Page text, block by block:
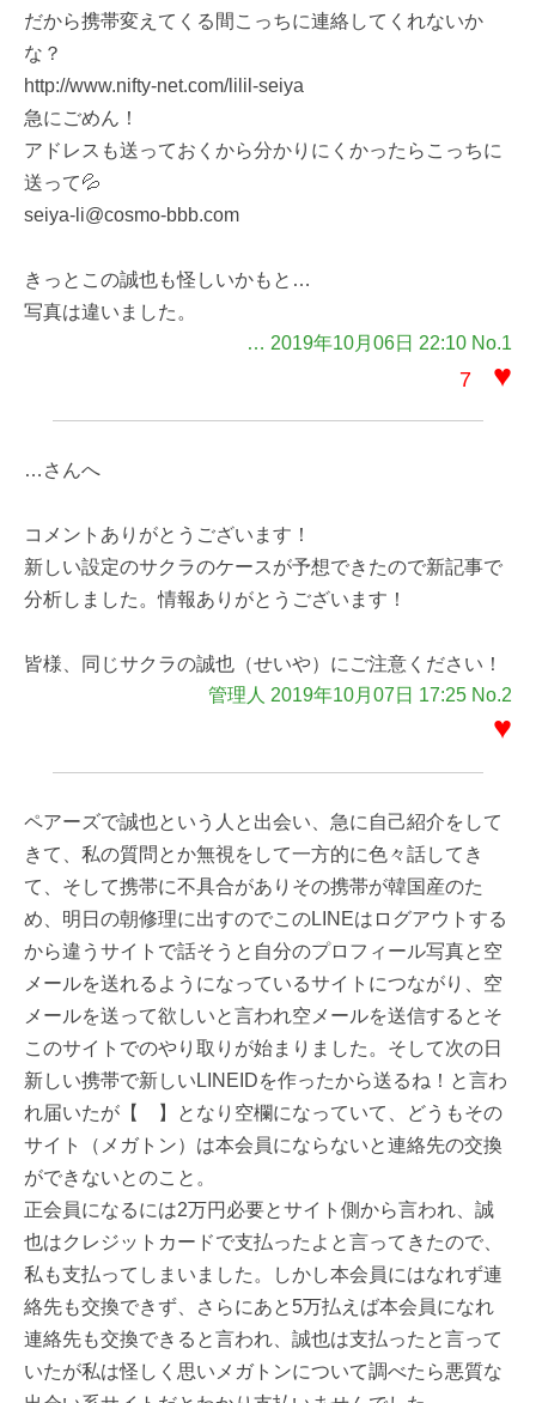
だから携帯変えてくる間こっちに連絡してくれないか
な？
http://www.nifty-net.com/lilil-seiya
急にごめん！
アドレスも送っておくから分かりにくかったらこっちに
送って💦
seiya-li@cosmo-bbb.com
きっとこの誠也も怪しいかもと…
写真は違いました。
… 2019年10月06日 22:10 No.1
7 ♥
…さんへ
コメントありがとうございます！
新しい設定のサクラのケースが予想できたので新記事で
分析しました。情報ありがとうございます！
皆様、同じサクラの誠也（せいや）にご注意ください！
管理人 2019年10月07日 17:25 No.2
♥
ペアーズで誠也という人と出会い、急に自己紹介をして
きて、私の質問とか無視をして一方的に色々話してき
て、そして携帯に不具合がありその携帯が韓国産のた
め、明日の朝修理に出すのでこのLINEはログアウトする
から違うサイトで話そうと自分のプロフィール写真と空
メールを送れるようになっているサイトにつながり、空
メールを送って欲しいと言われ空メールを送信するとそ
このサイトでのやり取りが始まりました。そして次の日
新しい携帯で新しいLINEIDを作ったから送るね！と言わ
れ届いたが【⠀ 】となり空欄になっていて、どうもその
サイト（メガトン）は本会員にならないと連絡先の交換
ができないとのこと。
正会員になるには2万円必要とサイト側から言われ、誠
也はクレジットカードで支払ったよと言ってきたので、
私も支払ってしまいました。しかし本会員にはなれず連
絡先も交換できず、さらにあと5万払えば本会員になれ
連絡先も交換できると言われ、誠也は支払ったと言って
いたが私は怪しく思いメガトンについて調べたら悪質な